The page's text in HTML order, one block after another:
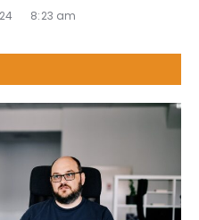
8:23 am